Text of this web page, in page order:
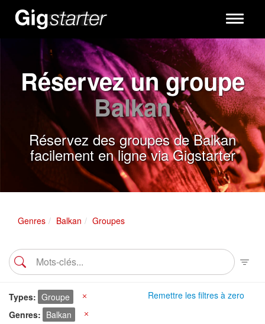
Toggle
Réservez un groupe
Balkan
Réservez des groupes de Balkan
facilement en ligne via Gigstarter
Genres Balkan Groupes
Remettre les filtres à zero
Types Groupe
Genres
Balkan